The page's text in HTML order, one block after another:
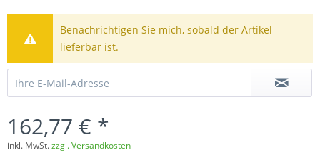
Benachrichtigen Sie mich, sobald der Artikel
lieferbar ist.
162,77 € *
inkl. MwSt.zzgl. Versandkosten